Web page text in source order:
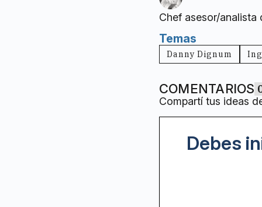
Chef asesor/
Temas
Danny Dignum
COMENTARIOS
Compartí tus ideas
Debes